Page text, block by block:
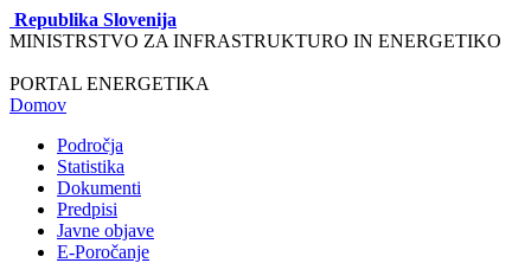
Republika Slovenija
MINISTRSTVO ZA INFRASTRUKTURO IN ENERGETIKO
PORTAL ENERGETIKA
Domov
Področja
Statistika
Dokumenti
Predpisi
Javne objave
E-Poročanje